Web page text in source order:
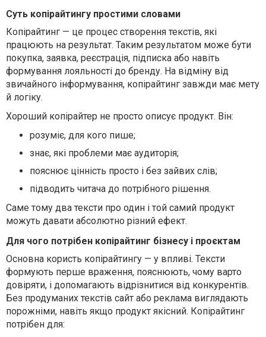
Суть копірайтингу простими словами
Копірайтинг — це процес створення текстів, які
працюють на результат. Таким результатом може бути
покупка, заявка, реєстрація, підписка або навіть
формування лояльності до бренду. На відміну від
звичайного інформування, копірайтинг завжди має мету
й логіку.
Хороший копірайтер не просто описує продукт. Він:
розуміє, для кого пише;
знає, які проблеми має аудиторія;
пояснює цінність просто і без зайвих слів;
підводить читача до потрібного рішення.
Саме тому два тексти про один і той самий продукт
можуть давати абсолютно різний ефект.
Для чого потрібен копірайтинг бізнесу і проєктам
Основна користь копірайтингу — у впливі. Тексти
формують перше враження, пояснюють, чому варто
довіряти, і допомагають відрізнитися від конкурентів.
Без продуманих текстів сайт або реклама виглядають
порожніми, навіть якщо продукт якісний. Копірайтинг
потрібен для: